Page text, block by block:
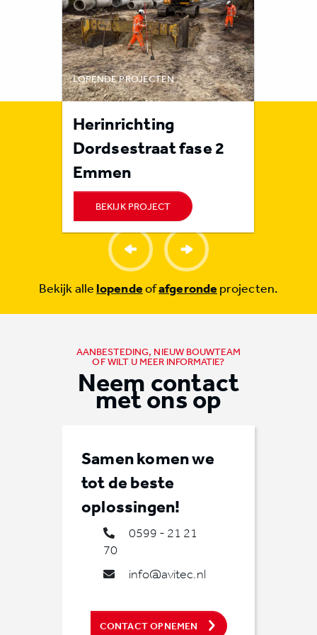
LOPENDE PROJECTEN
Herinrichting
Dordsestraat fase 2
Emmen
BEKIJK PROJECT
Bekijk alle lopendeofafgeronde projecten.
AANBESTEDING, NIEUW BOUWTEAM
OF WILT U MEER INFORMATIE?
Neem contact
met ons op
Samen komen we
tot de beste
oplossingen!
0599 - 21 21
70
info@avitec.nl
CONTACT OPNEMEN